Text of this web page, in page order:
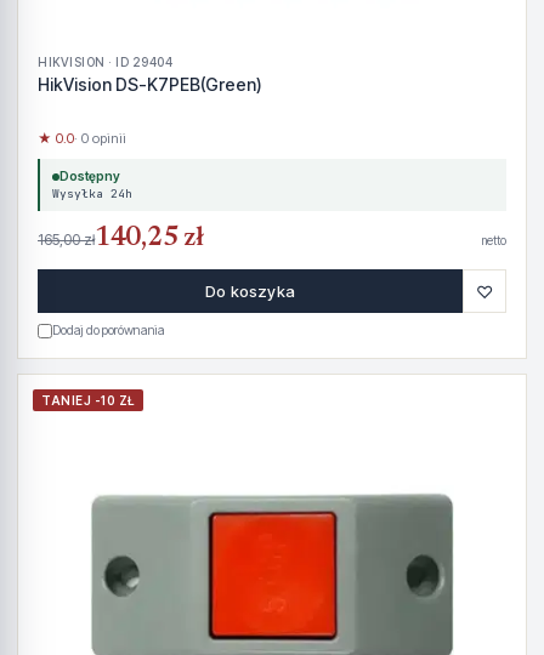
HIKVISION · ID 29404
HikVision DS-K7PEB(Green)
★ 0.0· 0 opinii
Dostępny
Wysyłka 24h
165,00 zł140,25 zł netto
Do koszyka ♡
Dodaj do porównania
TANIEJ -10 ZŁ